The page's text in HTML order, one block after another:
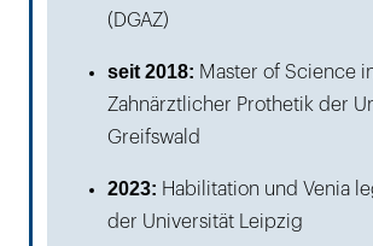
(DGAZ)
seit 2018: Master of Science
Zahnärztlicher Prothetik der
Greifswald
2023: Habilitation und Venia
der Universität Leipzig